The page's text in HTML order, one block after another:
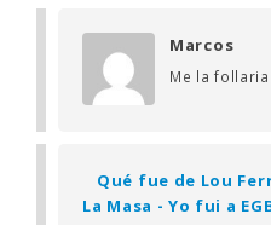
Marcos
Me la
Qué fue de Lou
La Masa - Yo fui a